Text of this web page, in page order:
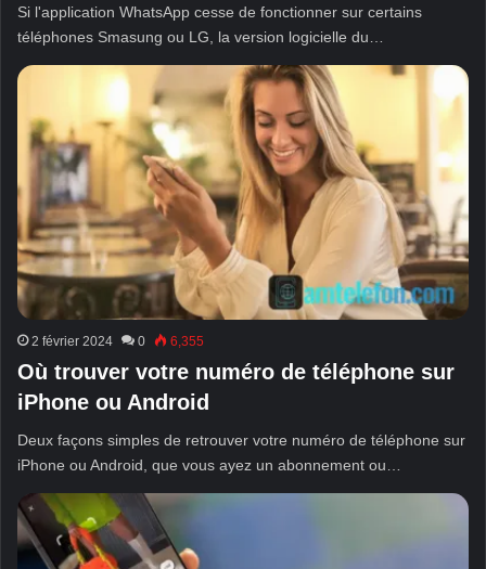
Si l'application WhatsApp cesse de fonctionner sur certains
téléphones Smasung ou LG, la version logicielle du…
2 février 2024 0 6,355
Où trouver votre numéro de téléphone sur
iPhone ou Android
Deux façons simples de retrouver votre numéro de téléphone sur
iPhone ou Android, que vous ayez un abonnement ou…